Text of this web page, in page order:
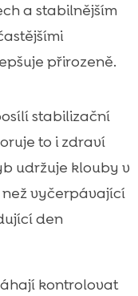
a stabilnějším
přirozeně.
stabilizační
to i zdraví
udržuje klouby v
než vyčerpávající
den
kontrolovat